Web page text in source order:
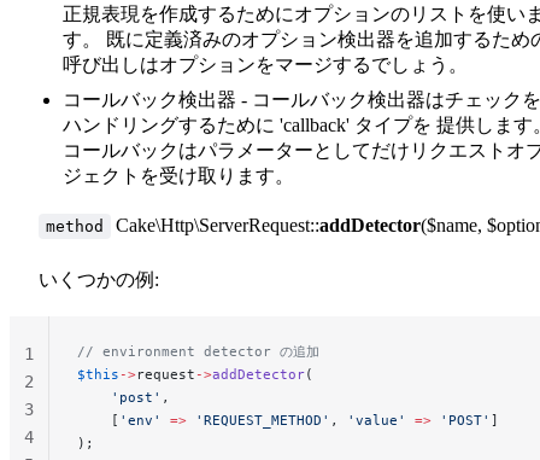
正規表現を作成するためにオプションのリストを使い
す。 既に定義済みのオプション検出器を追加するため
呼び出しはオプションをマージするでしょう。
コールバック検出器 - コールバック検出器はチェックを
ハンドリングするために 'callback' タイプを 提供します
コールバックはパラメーターとしてだけリクエストオ
ジェクトを受け取ります。
method Cake\Http\ServerRequest::addDetector($name,
いくつかの例:
// environment detector の追加
$this ->request ->addDetector(
    'post'
,
    [
'env' => 'REQUEST_METHOD' , 'value' => 'POST' ]
);
1
2
3
4